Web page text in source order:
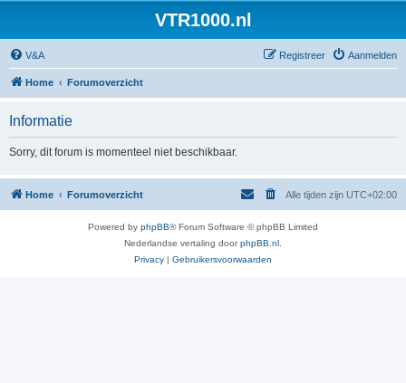
VTR1000.nl
V&A Aanmelden
Registreer
Home Forumoverzicht
Informatie
Sorry, dit forum is momenteel niet beschikbaar.
Home Forumoverzicht Alle tijden zijn UTC+02:00
Powered by phpBB® Forum Software © phpBB Limited
Nederlandse vertaling doorphpBB.nl
Privacy | Gebruikersvoorwaarden